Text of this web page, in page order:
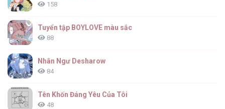
158
Tuyển tập BOYLOVE màu sắc
88
Nhân Ngư Desharow
84
Tên Khốn Đáng Yêu Của Tôi
48